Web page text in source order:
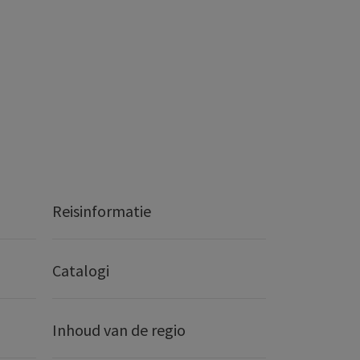
Reisinformatie
Catalogi
Inhoud van de regio